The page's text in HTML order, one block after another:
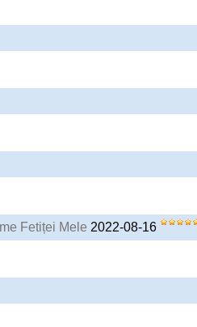
Fetiței Mele 2022-08-16